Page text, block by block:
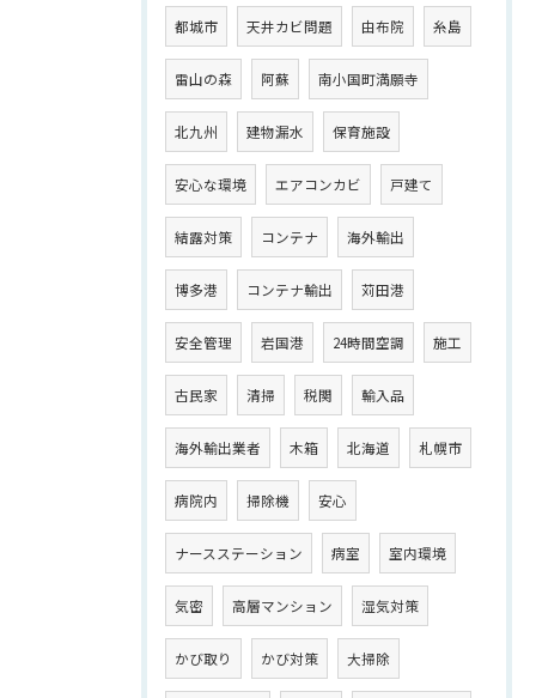
都城市 天井カビ問題 由布院 糸島
雷山の森 阿蘇 南小国町満願寺
北九州 建物漏水 保育施設
安心な環境 エアコンカビ 戸建て
結露対策 コンテナ 海外輸出
博多港 コンテナ輸出 苅田港
安全管理 岩国港 24時間空調 施工
古民家 清掃 税関 輸入品
海外輸出業者 木箱 北海道 札幌市
病院内 掃除機 安心
ナースステーション 病室 室内環境
気密 高層マンション 湿気対策
かび取り かび対策 大掃除